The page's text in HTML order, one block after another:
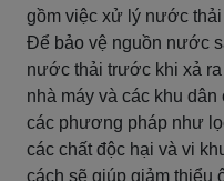
gồm việc xử lý nước
Để bảo vệ nguồn nước
nước thải trước khi xả
nhà máy và các khu
các phương pháp như
các chất độc hại và vi
cách sẽ giúp giảm thiểu